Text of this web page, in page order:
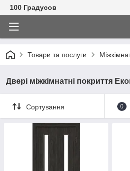
100 Градусов
Товари та послуги
Двері міжкімнатні покриття
Сортування 0